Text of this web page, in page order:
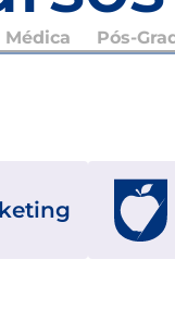
Médica Pós-